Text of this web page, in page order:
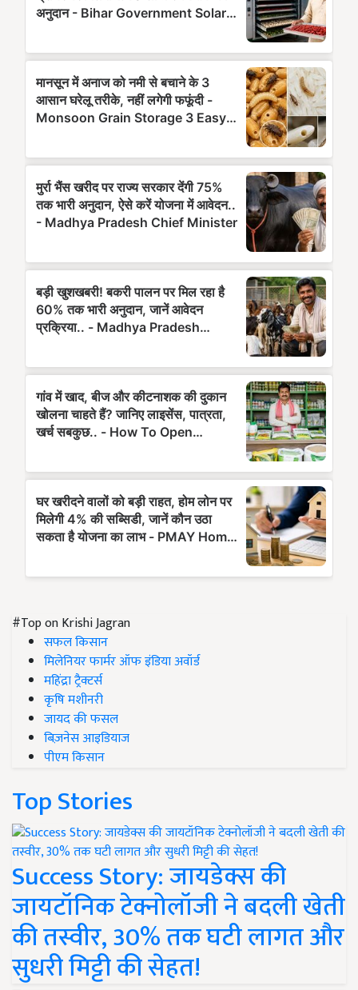
#Top on Krishi Jagran
सफल किसान
मिलेनियर फार्मर ऑफ इंडिया अवॉर्ड
महिंद्रा ट्रैक्टर्स
कृषि मशीनरी
जायद की फसल
बिज़नेस आइडियाज
पीएम किसान
Top Stories
Success Story: जायडेक्स की
जायटॉनिक टेक्नोलॉजी ने बदली खेती
की तस्वीर, 30% तक घटी लागत और
सुधरी मिट्टी की सेहत!